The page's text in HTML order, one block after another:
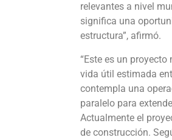
relevantes a nivel
significa una
estructura”, afirmó.
“Este es un
vida útil estimada
contempla una
paralelo para
Actualmente el
de construcción.